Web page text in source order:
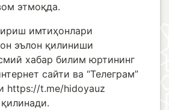
этмоқда.
имтиҳонлари
эълон қилиниши
хабар билим юртининг
сайти ва “Телеграм”
https://t.me/hidoyauz